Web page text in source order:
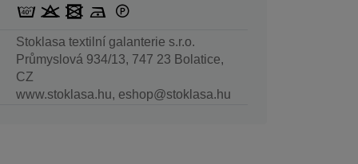
Stoklasa textilní galanterie s.r.o.
Průmyslová 934/13, 747 23 Bolatice,
CZ
www.stoklasa.hu, eshop@stoklasa.hu